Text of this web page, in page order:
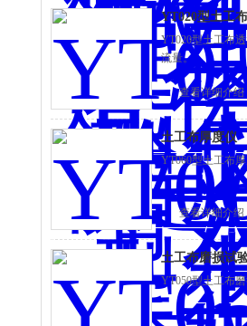
YT020型土工
YT020型土工布
流量。
查看详细介绍
土工布厚度仪
YT060型土工布
查看详细介绍
土工布磨损试
YT050型土工布